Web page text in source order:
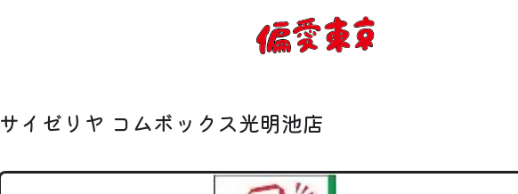
ログイン
サイゼリヤ コムボックス光明池店